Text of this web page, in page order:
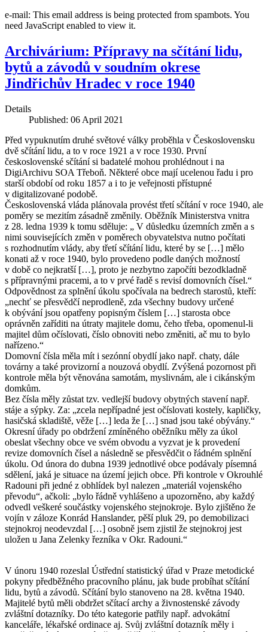
e-mail: This email address is being protected from spambots. You
need JavaScript enabled to view it.
Archivárium: Přípravy na sčítání lidu,
bytů a závodů v soudním okrese
Jindřichův Hradec v roce 1940
Details
Published: 06 April 2021
Před vypuknutím druhé světové války proběhla v Československu
dvě sčítání lidu, a to v roce 1921 a v roce 1930. První
československé sčítání si badatelé mohou prohlédnout i na
DigiArchivu SOA Třeboň. Některé obce mají ucelenou řadu i pro
starší období od roku 1857 a i to je veřejnosti přístupné
v digitalizované podobě.
Československá vláda plánovala provést třetí sčítání v roce 1940, ale
poměry se mezitím zásadně změnily. Oběžník Ministerstva vnitra
z 28. ledna 1939 k tomu sděluje: „ V důsledku územních změn a s
nimi souvisejících změn v poměrech obyvatelstva nutno počítati
s rozhodnutím vlády, aby třetí sčítání lidu, které by se […] mělo
konati až v roce 1940, bylo provedeno podle daných možností
v době co nejkratší […], proto je nezbytno započíti bezodkladně
s přípravnými pracemi, a to v prvé řadě s revisí domovních čísel.“
Odpovědnost za splnění úkolu spočívala na bedrech starostů, kteří:
„nechť se přesvědčí neprodleně, zda všechny budovy určené
k obývání jsou opatřeny popisným číslem […] starosta obce
oprávněn zaříditi na útraty majitele domu, čeho třeba, opomenul-li
majitel dům očíslovati, číslo obnoviti nebo změniti, ač mu to bylo
nařízeno.“
Domovní čísla měla mít i sezónní obydlí jako např. chaty, dále
továrny a také provizorní a nouzová obydlí. Zvýšená pozornost při
kontrole měla být věnována samotám, myslivnám, ale i cikánským
domkům.
Bez čísla měly zůstat tzv. vedlejší budovy obytných stavení např.
stáje a sýpky. Za: „zcela nepřípadné jest očíslovati kostely, kapličky,
hasičská skladiště, věže […] leda že […] snad jsou také obývány.“
Okresní úřady po obdržení zmíněného oběžníku měly za úkol
obeslat všechny obce ve svém obvodu a vyzvat je k provedení
revize domovních čísel a následně se přesvědčit o řádném splnění
úkolu. Od února do dubna 1939 jednotlivé obce podávaly písemná
sdělení, jaká je situace na území jejich obce. Při kontrole v Okrouhlé
Radouni při jedné z obhlídek byl nalezen „materiál vojenského
převodu“, ačkoli: „bylo řádně vyhlášeno a upozorněno, aby každý
odvedl veškeré součástky vojenského stejnokroje. Bylo zjištěno že
vojín v záloze Konrád Hanslander, pěší pluk 29, po demobilizaci
stejnokroj neodevzdal […] osobně jsem zjistil že stejnokroj jest
uložen u Jana Zelenky řezníka v Okr. Radouni.“
V únoru 1940 rozeslal Ústřední statistický úřad v Praze metodické
pokyny předběžného pracovního plánu, jak bude probíhat sčítání
lidu, bytů a závodů. Sčítání bylo stanoveno na 28. května 1940.
Majitelé bytů měli obdržet sčítací archy a živnostenské závody
zvláštní dotazníky. Do této kategorie patřily např. advokátní
kanceláře, lékařské ordinace aj. Svůj zvláštní dotazník měly i